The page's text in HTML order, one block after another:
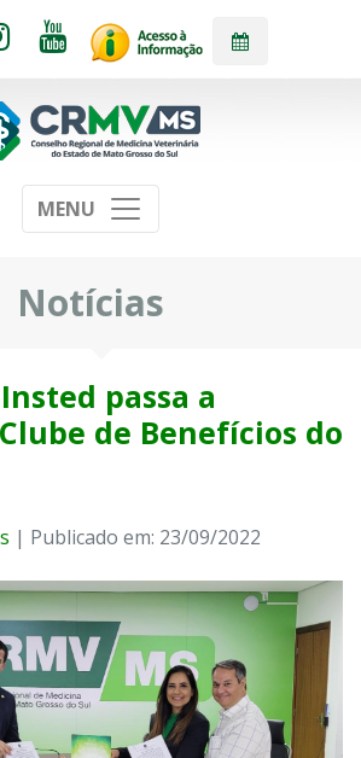
MENU
Notícias
passa a
de Benefícios do
| Publicado em: 23/09/2022